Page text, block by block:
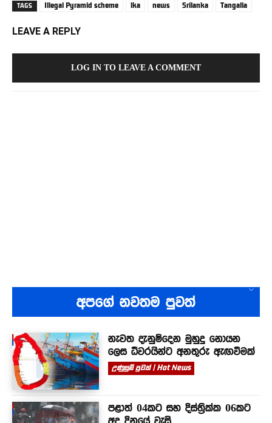
TAGS Illegal Pyramid scheme lka news Srilanka Tangalla
LEAVE A REPLY
LOG IN TO LEAVE A COMMENT
අපගේ නවතම පුවත්
නැවත දැනුම්දෙන මුහුදු නොයන
ලෙස ධීවරයින්ට අනතුරු ඇඟවීමක්
උණුසුම් පුවත් | Hot News
පළාත් 04කට සහ දිස්ත්‍රික්ක 06කට